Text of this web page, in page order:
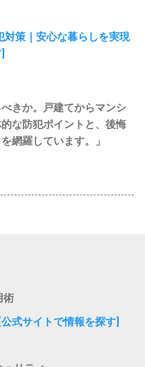
対策｜安心な暮らしを実現
きか。戸建てからマンシ
な防犯ポイントと、後悔
網羅しています。」
術
公式サイトで情報を探す]